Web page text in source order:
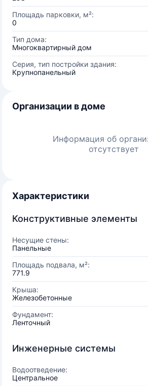
Площадь парковки, м²:
0
Тип дома:
Многоквартирный дом
Серия, тип постройки здания:
Крупнопанельный
Организации в доме
Информация об
отсутствует
Характеристики
Конструктивные элементы
Несущие стены:
Панельные
Площадь подвала, м²:
771.9
Крыша:
Железобетонные
Фундамент:
Ленточный
Инженерные системы
Водоотведение:
Центральное